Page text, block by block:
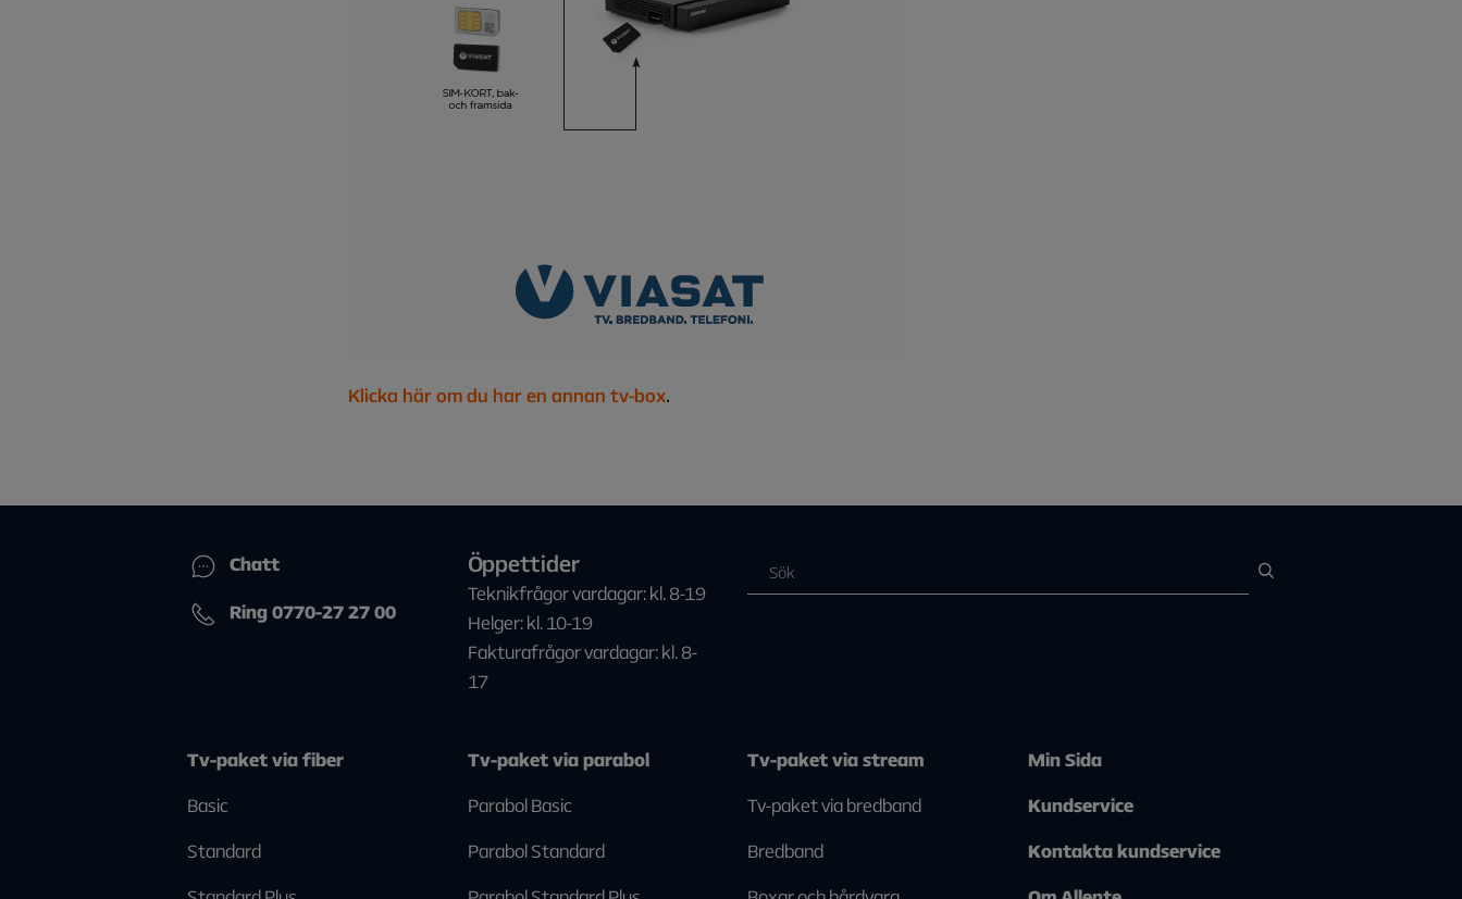
Klicka här om du har en annan tv-box.
Chatt
Ring 0770-27 27 00
Öppettider
Teknikfrågor vardagar: kl. 8-19
Helger: kl. 10-19
Fakturafrågor vardagar: kl. 8-
17
Tv-paket via fiber
Basic
Standard
Tv-paket via parabol
Parabol Basic
Parabol Standard
Tv-paket via stream
Tv-paket via bredband
Bredband
Min Sida
Kundservice
Kontakta kundservice